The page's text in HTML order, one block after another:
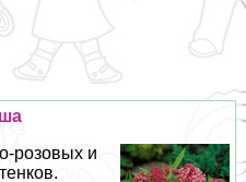
розовых и